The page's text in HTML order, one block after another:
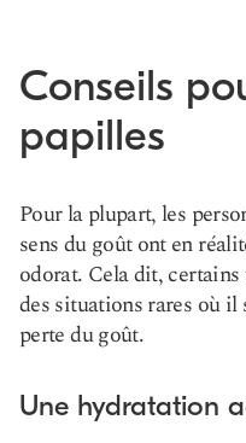
Conseils
papilles
Pour la plupart, les
sens du goût ont en
odorat. Cela dit,
des situations rares où il
perte du goût.
Une hydratation